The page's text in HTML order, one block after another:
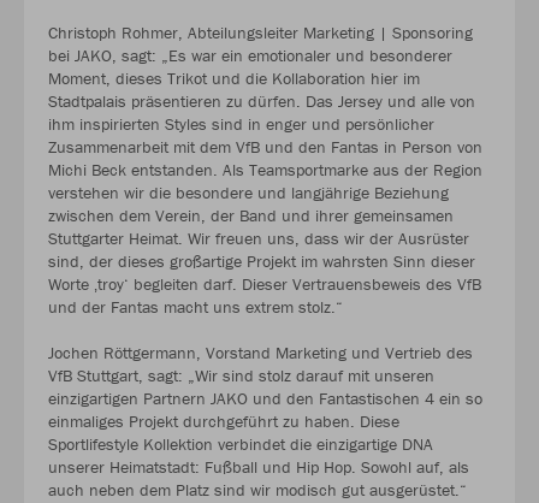
Christoph Rohmer, Abteilungsleiter Marketing | Sponsoring
bei JAKO, sagt: „Es war ein emotionaler und besonderer
Moment, dieses Trikot und die Kollaboration hier im
Stadtpalais präsentieren zu dürfen. Das Jersey und alle von
ihm inspirierten Styles sind in enger und persönlicher
Zusammenarbeit mit dem VfB und den Fantas in Person von
Michi Beck entstanden. Als Teamsportmarke aus der Region
verstehen wir die besondere und langjährige Beziehung
zwischen dem Verein, der Band und ihrer gemeinsamen
Stuttgarter Heimat. Wir freuen uns, dass wir der Ausrüster
sind, der dieses großartige Projekt im wahrsten Sinn dieser
Worte ‚troy‘ begleiten darf. Dieser Vertrauensbeweis des VfB
und der Fantas macht uns extrem stolz.“
Jochen Röttgermann, Vorstand Marketing und Vertrieb des
VfB Stuttgart, sagt: „Wir sind stolz darauf mit unseren
einzigartigen Partnern JAKO und den Fantastischen 4 ein so
einmaliges Projekt durchgeführt zu haben. Diese
Sportlifestyle Kollektion verbindet die einzigartige DNA
unserer Heimatstadt: Fußball und Hip Hop. Sowohl auf, als
auch neben dem Platz sind wir modisch gut ausgerüstet.“